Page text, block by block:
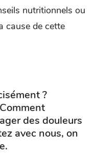
nutritionnels ou
cause de cette
?
des douleurs
avec nous, on